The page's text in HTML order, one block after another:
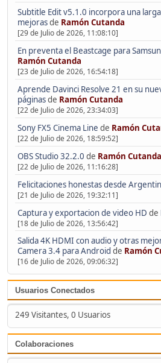
Subtitle Edit v5.1.0 incorpora una
mejorasde Ramón Cutanda
[29 de Julio de 2026, 11:08:10]
En preventa el Beastcage para
Ramón Cutanda
[23 de Julio de 2026, 16:54:18]
Aprende Davinci Resolve 21 en su
páginasde Ramón Cutanda
[22 de Julio de 2026, 23:34:03]
Sony FX5 Cinema Line de Ramón
[22 de Julio de 2026, 18:59:52]
OBS Studio 32.2.0 de Ramón Cutanda
[22 de Julio de 2026, 11:16:28]
Felicitaciones honestas desde
[21 de Julio de 2026, 19:32:11]
Captura y exportacion de video HD de
[18 de Julio de 2026, 13:56:42]
Salida 4K HDMI con audio y otras
Camera 3.4 para Android de Ramón
[16 de Julio de 2026, 09:06:32]
Usuarios Conectados
249 Visitantes, 0 Usuarios
Colaboraciones